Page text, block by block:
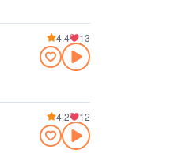
4.4 13
4.2 12